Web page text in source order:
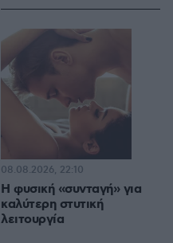
Η φυσική «συνταγή» για
καλύτερη στυτική
λειτουργία
08.08.2026, 22:10